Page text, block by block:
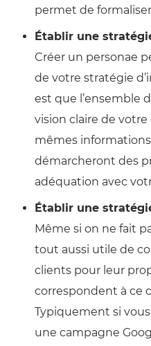
permet de
Établir une
Créer un personae
de votre stratégie
est que l’ensemble
vision claire de
mêmes
démarcheront des
adéquation avec
Établir une
Même si on ne fait
tout aussi utile de
clients pour leur
correspondent à ce
Typiquement si
une campagne